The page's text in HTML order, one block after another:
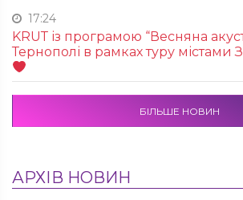
17:24
KRUТ із програмою “Весняна
Тернополі в рамках туру містами
БІЛЬШЕ НОВИН
АРХІВ НОВИН